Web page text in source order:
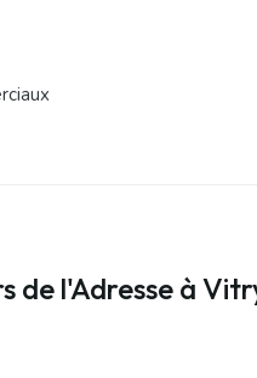
de l'Adresse à